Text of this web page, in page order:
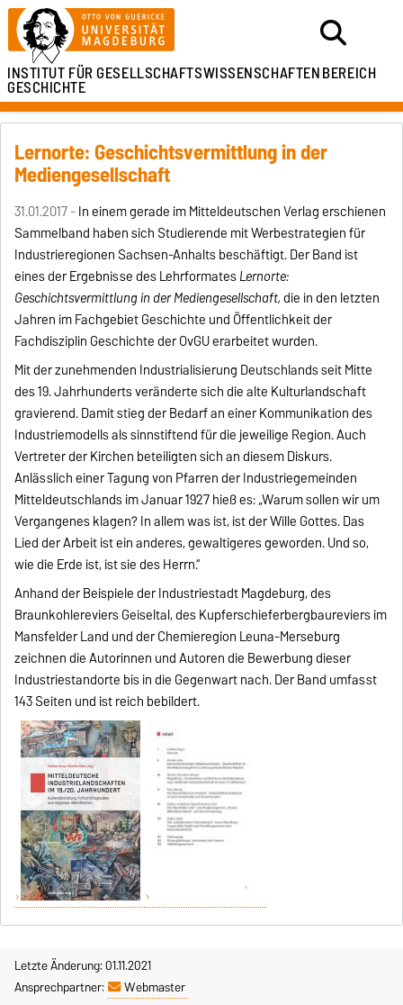
INSTITUT FÜRGESELLSCHAFTSWISSENSCHAFTENBEREICH
GESCHICHTE
Lernorte: Geschichtsvermittlung in der
Mediengesellschaft
31.01.2017 -In einem gerade im Mitteldeutschen Verlag erschienen
Sammelband haben sich Studierende mit Werbestrategien für
Industrieregionen Sachsen-Anhalts beschäftigt. Der Band ist
eines der Ergebnisse des LehrformatesLernorte:
Geschichtsvermittlung in der Mediengesellschaft,die in den letzten
Jahren im Fachgebiet Geschichte und Öffentlichkeit der
Fachdisziplin Geschichte der OvGU erarbeitet wurden.
Mit der zunehmenden Industrialisierung Deutschlands seit Mitte
des 19. Jahrhunderts veränderte sich die alte Kulturlandschaft
gravierend. Damit stieg der Bedarf an einer Kommunikation des
Industriemodells als sinnstiftend für die jeweilige Region. Auch
Vertreter der Kirchen beteiligten sich an diesem Diskurs.
Anlässlich einer Tagung von Pfarren der Industriegemeinden
Mitteldeutschlands im Januar 1927 hieß es: „Warum sollen wir um
Vergangenes klagen? In allem was ist, ist der Wille Gottes. Das
Lied der Arbeit ist ein anderes, gewaltigeres geworden. Und so,
wie die Erde ist, ist sie des Herrn.“
Anhand der Beispiele der Industriestadt Magdeburg, des
Braunkohlereviers Geiseltal, des Kupferschieferbergbaureviers im
Mansfelder Land und der Chemieregion Leuna-Merseburg
zeichnen die Autorinnen und Autoren die Bewerbung dieser
Industriestandorte bis in die Gegenwart nach. Der Band umfasst
143 Seiten und ist reich bebildert.
Letzte Änderung: 01.11.2021
Ansprechpartner:
Webmaster